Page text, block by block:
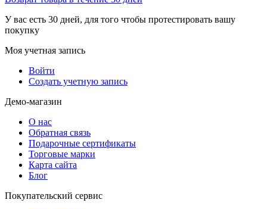
У вас есть 30 дней, для того чтобы протестировать вашу
покупку
Моя учетная запись
Войти
Создать учетную запись
Демо-магазин
О нас
Обратная связь
Подарочные сертификаты
Торговые марки
Карта сайта
Блог
Покупательский сервис